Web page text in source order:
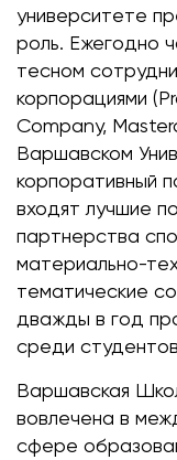
университете
роль. Ежегодно
тесном
корпорациями
Company,
Варшавском
корпоративный
входят лучшие
партнерства
материально-
тематические
дважды в год
среди
Варшавская
вовлечена в
сфере